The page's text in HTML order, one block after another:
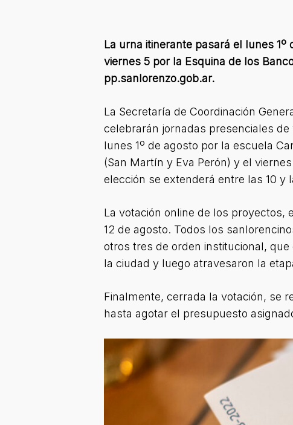
La urna itinerante pasará el lunes
viernes 5 por la Esquina de los
pp.sanlorenzo.gob.ar.
La Secretaría de Coordinación
celebrarán jornadas presenciales
lunes 1º de agosto por la escuela
(San Martín y Eva Perón) y el
elección se extenderá entre las 10 y
La votación online de los proyectos,
12 de agosto. Todos los
otros tres de orden institucional,
la ciudad y luego atravesaron la
Finalmente, cerrada la votación, se
hasta agotar el presupuesto